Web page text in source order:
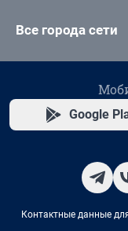
Все города сети
Google
Контактные данные